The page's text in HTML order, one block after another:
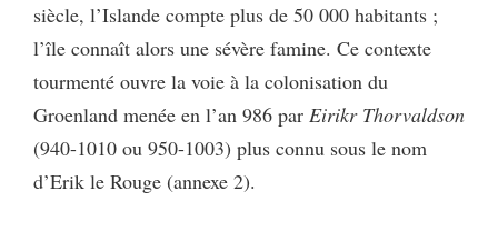
siècle, l’Islande compte plus de 50 000 habitants ;
l’île connaît alors une sévère famine. Ce contexte
tourmenté ouvre la voie à la colonisation du
Groenland menée en l’an 986 par Eirikr Thorvaldson
(940-1010 ou 950-1003) plus connu sous le nom
d’Erik le Rouge (annexe 2).